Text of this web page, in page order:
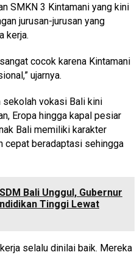
SMKN 3 Kintamani yang kini
jurusan-jurusan yang
kerja.
cocok karena Kintamani
ujarnya.
sekolah vokasi Bali kini
Eropa hingga kapal pesiar
Bali memiliki karakter
cepat beradaptasi sehingga
Bali Unggul, Gubernur
Tinggi Lewat
selalu dinilai baik. Mereka